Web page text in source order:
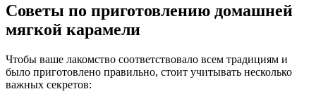
Советы по приготовлению домашней
мягкой карамели
Чтобы ваше лакомство соответствовало всем традициям и
было приготовлено правильно, стоит учитывать несколько
важных секретов: